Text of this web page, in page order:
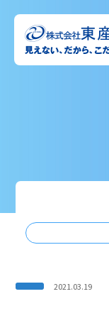
2021.03.19